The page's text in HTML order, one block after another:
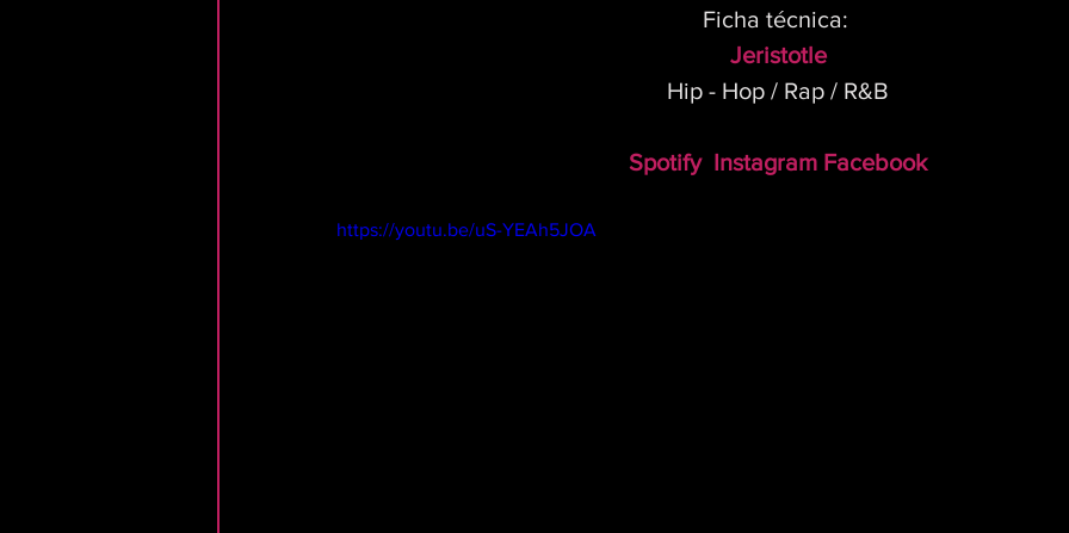
Ficha técnica:
Jeristotle
Hip - Hop / Rap / R&B
Spotify Instagram Facebook
https://youtu.be/uS-YEAh5JOA